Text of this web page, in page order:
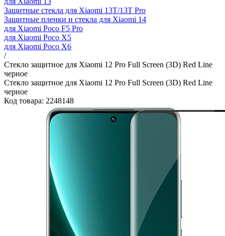
Защитные стекла для Xiaomi 13T/13T Pro
Защитные пленки и стекла для Xiaomi 14
для Xiaomi Poco F5 Pro
для Xiaomi Poco X5
для Xiaomi Poco X6
/
Стекло защитное для Xiaomi 12 Pro Full Screen (3D) Red Line
черное
Стекло защитное для Xiaomi 12 Pro Full Screen (3D) Red Line
черное
Код товара: 2248148